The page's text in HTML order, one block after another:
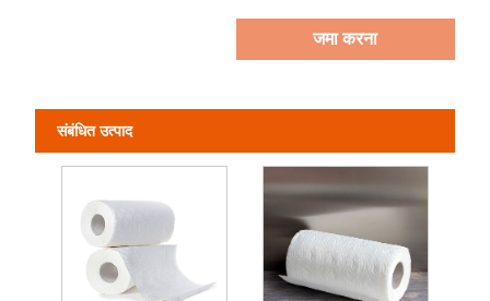
जमा करना
संबंधित उत्पाद